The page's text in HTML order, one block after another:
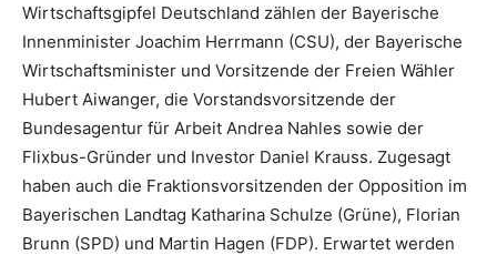
Wirtschaftsgipfel Deutschland zählen der Bayerische
Innenminister Joachim Herrmann (CSU), der Bayerische
Wirtschaftsminister und Vorsitzende der Freien Wähler
Hubert Aiwanger, die Vorstandsvorsitzende der
Bundesagentur für Arbeit Andrea Nahles sowie der
Flixbus-Gründer und Investor Daniel Krauss. Zugesagt
haben auch die Fraktionsvorsitzenden der Opposition im
Bayerischen Landtag Katharina Schulze (Grüne), Florian
Brunn (SPD) und Martin Hagen (FDP). Erwartet werden